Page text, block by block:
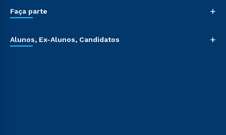
Faça parte +
Alunos, Ex-Alunos, Candidatos +